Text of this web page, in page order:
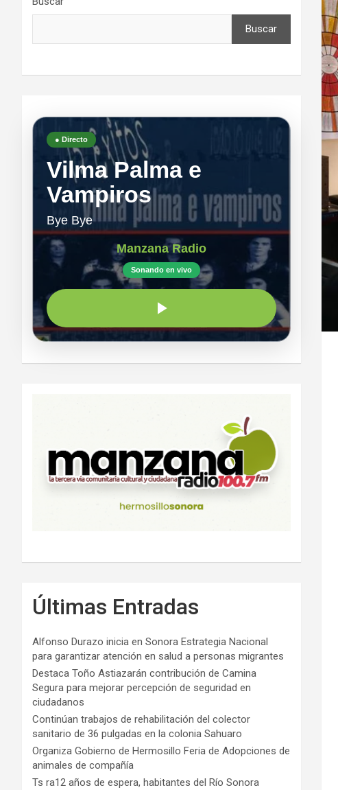
Buscar
● Directo
Vilma Palma e
Vampiros
Bye Bye
Manzana Radio
Sonando en vivo
Últimas Entradas
Alfonso Durazo inicia en Sonora Estrategia Nacional
para garantizar atención en salud a personas migrantes
Destaca Toño Astiazarán contribución de Camina
Segura para mejorar percepción de seguridad en
ciudadanos
Continúan trabajos de rehabilitación del colector
sanitario de 36 pulgadas en la colonia Sahuaro
Organiza Gobierno de Hermosillo Feria de Adopciones de
animales de compañía
Ts ra12 años de espera, habitantes del Río Sonora